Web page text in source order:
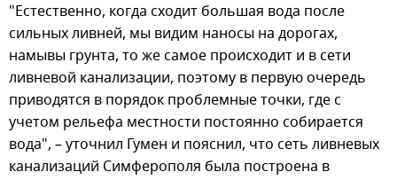
"Естественно, когда сходит большая вода после
сильных ливней, мы видим наносы на дорогах,
намывы грунта, то же самое происходит и в сети
ливневой канализации, поэтому в первую очередь
приводятся в порядок проблемные точки, где с
учетом рельефа местности постоянно собирается
вода", – уточнил Гумен и пояснил, что сеть ливневых
канализаций Симферополя была построена в